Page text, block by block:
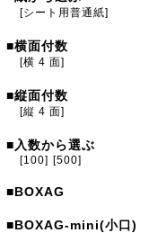
[シート用普通紙]
■横面付数
[横 4 面]
■縦面付数
[縦 4 面]
■ 入数から選ぶ
[100] [500]
■BOXAG
■BOXAG-mini(小口)